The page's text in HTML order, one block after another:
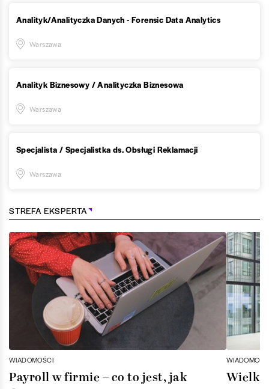
Analityk/Analityczka Danych - Forensic Data Analytics
Warszawa
Analityk Biznesowy / Analityczka Biznesowa
Warszawa
Specjalista / Specjalistka ds. Obsługi Reklamacji
Warszawa
STREFA EKSPERTA
WIADOMOŚCI
Payroll w firmie – co to jest, jak